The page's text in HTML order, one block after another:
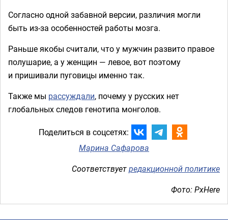
Согласно одной забавной версии, различия могли
быть из-за особенностей работы мозга.
Раньше якобы считали, что у мужчин развито правое
полушарие, а у женщин — левое, вот поэтому
и пришивали пуговицы именно так.
Также мы рассуждали, почему у русских нет
глобальных следов генотипа монголов.
Поделиться в соцсетях:
Марина Сафарова
Соответствуетредакционной политике
Фото: PxHere